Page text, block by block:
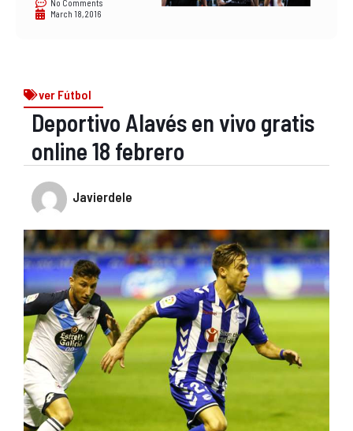
No Comments
March 18, 2016
ver Fútbol
Deportivo Alavés en vivo gratis
online 18 febrero
Javierdele